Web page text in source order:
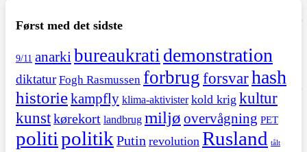
Først med det sidste
9/11 anarki bureaukrati demonstration
diktatur Fogh Rasmussen forbrugforsvarhash
historiekampfly klima-aktivister kold krig kultur
kunstkørekort landbrug miljø overvågning PET
politipolitik Putin revolution Rusland tålt